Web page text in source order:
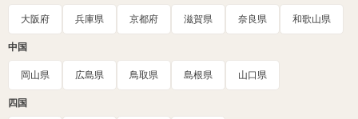
大阪府 兵庫県 京都府 滋賀県 奈良県 和歌山県
中国
岡山県 広島県 鳥取県 島根県 山口県
四国